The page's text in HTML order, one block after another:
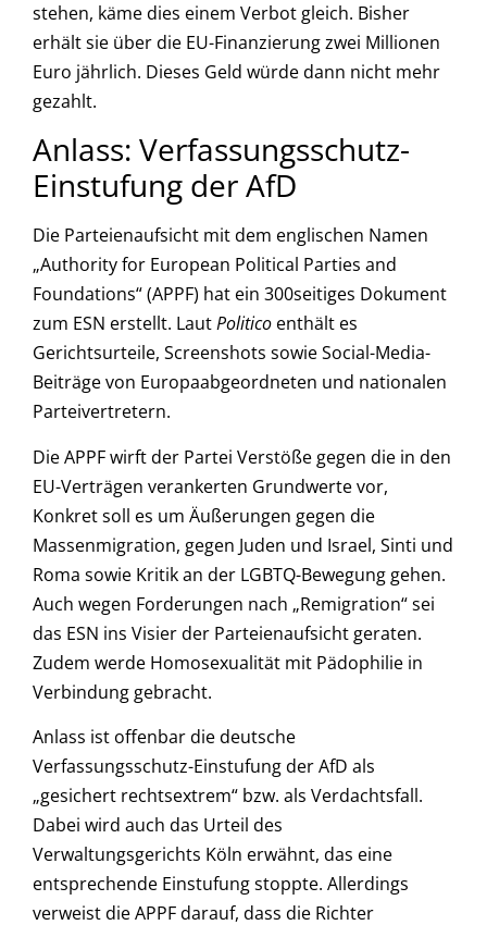
stehen, käme dies einem Verbot gleich. Bisher
erhält sie über die EU-Finanzierung zwei Millionen
Euro jährlich. Dieses Geld würde dann nicht mehr
gezahlt.
Anlass: Verfassungsschutz-
Einstufung der AfD
Die Parteienaufsicht mit dem englischen Namen
„Authority for European Political Parties and
Foundations“ (APPF) hat ein 300seitiges Dokument
zum ESN erstellt. LautPolitico enthält es
Gerichtsurteile, Screenshots sowie Social-Media-
Beiträge von Europaabgeordneten und nationalen
Parteivertretern.
Die APPF wirft der Partei Verstöße gegen die in den
EU-Verträgen verankerten Grundwerte vor,
Konkret soll es um Äußerungen gegen die
Massenmigration, gegen Juden und Israel, Sinti und
Roma sowie Kritik an der LGBTQ-Bewegung gehen.
Auch wegen Forderungen nach „Remigration“ sei
das ESN ins Visier der Parteienaufsicht geraten.
Zudem werde Homosexualität mit Pädophilie in
Verbindung gebracht.
Anlass ist offenbar die deutsche
Verfassungsschutz-Einstufung der AfD als
„gesichert rechtsextrem“ bzw. als Verdachtsfall.
Dabei wird auch das Urteil des
Verwaltungsgerichts Köln erwähnt, das eine
entsprechende Einstufung stoppte. Allerdings
verweist die APPF darauf, dass die Richter